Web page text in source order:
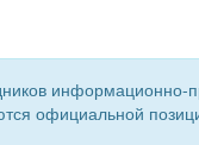
информационно-
официальной